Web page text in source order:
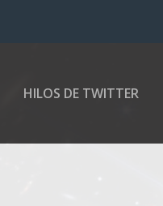
HILOS DE TWITTER